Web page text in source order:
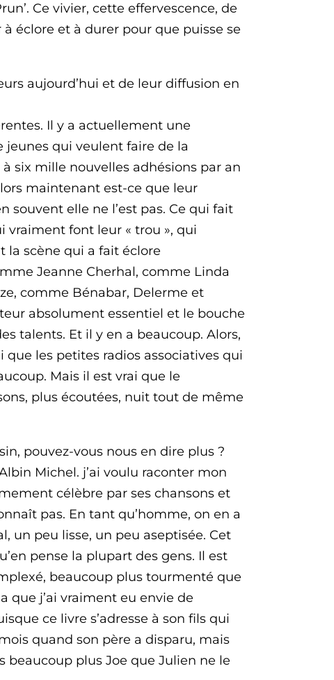
Ce vivier, cette effervescence, de
éclore et à durer pour que puisse se
aujourd’hui et de leur diffusion en
Il y a actuellement une
jeunes qui veulent faire de la
six mille nouvelles adhésions par an
maintenant est-ce que leur
souvent elle ne l’est pas. Ce qui fait
vraiment font leur « trou », qui
la scène qui a fait éclore
Jeanne Cherhal, comme Linda
comme Bénabar, Delerme et
absolument essentiel et le bouche
talents. Et il y en a beaucoup. Alors,
que les petites radios associatives qui
Mais il est vrai que le
plus écoutées, nuit tout de même
pouvez-vous nous en dire plus ?
Michel. j’ai voulu raconter mon
célèbre par ses chansons et
pas. En tant qu’homme, on en a
un peu lisse, un peu aseptisée. Cet
pense la plupart des gens. Il est
beaucoup plus tourmenté que
que j’ai vraiment eu envie de
ce livre s’adresse à son fils qui
quand son père a disparu, mais
plus Joe que Julien ne le